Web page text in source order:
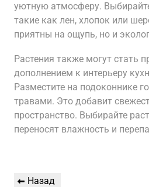
уютную атмосферу.
такие как лен, хлопок или
приятны на ощупь, но и
Растения также могут стать
дополнением к интерьеру
Разместите на подоконнике
травами. Это добавит
пространство. Выбирайте
переносят влажность и
Навигация
Предыдущая
Назад